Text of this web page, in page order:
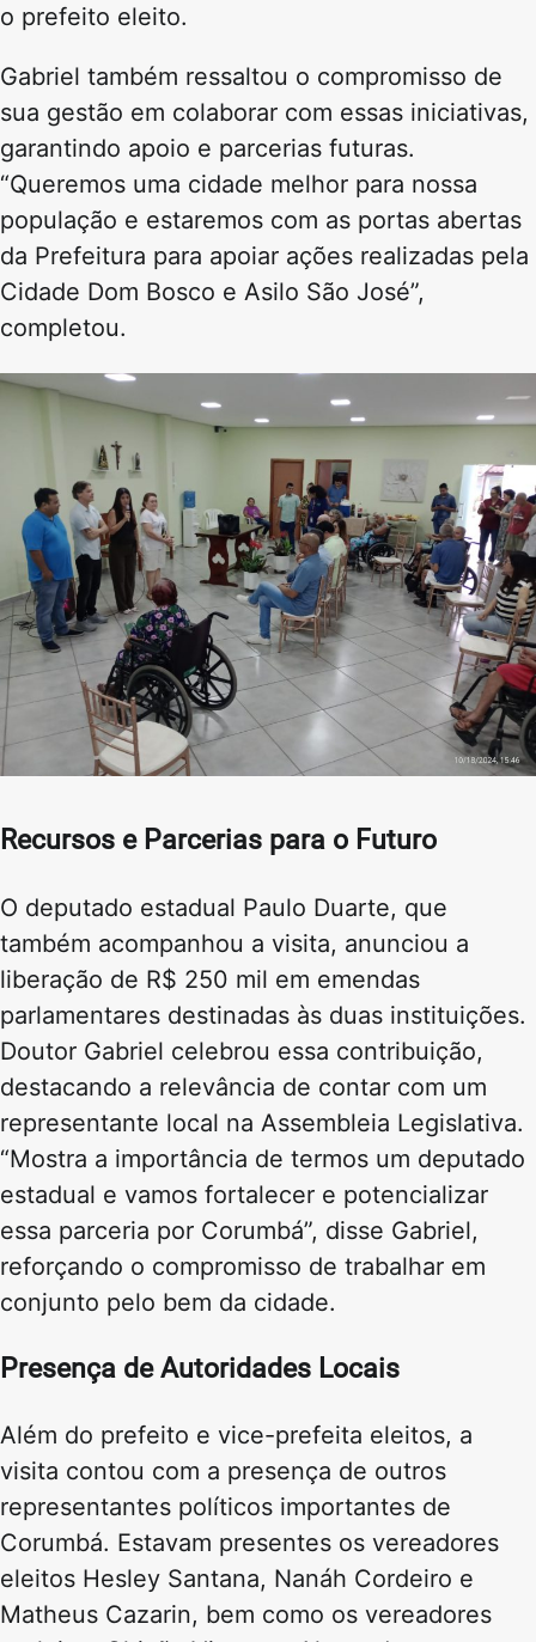
o prefeito eleito.
Gabriel também ressaltou o compromisso de
sua gestão em colaborar com essas iniciativas,
garantindo apoio e parcerias futuras.
“Queremos uma cidade melhor para nossa
população e estaremos com as portas abertas
da Prefeitura para apoiar ações realizadas pela
Cidade Dom Bosco e Asilo São José”,
completou.
Recursos e Parcerias para o Futuro
O deputado estadual Paulo Duarte, que
também acompanhou a visita, anunciou a
liberação de R$ 250 mil em emendas
parlamentares destinadas às duas instituições.
Doutor Gabriel celebrou essa contribuição,
destacando a relevância de contar com um
representante local na Assembleia Legislativa.
“Mostra a importância de termos um deputado
estadual e vamos fortalecer e potencializar
essa parceria por Corumbá”, disse Gabriel,
reforçando o compromisso de trabalhar em
conjunto pelo bem da cidade.
Presença de Autoridades Locais
Além do prefeito e vice-prefeita eleitos, a
visita contou com a presença de outros
representantes políticos importantes de
Corumbá. Estavam presentes os vereadores
eleitos Hesley Santana, Nanáh Cordeiro e
Matheus Cazarin, bem como os vereadores